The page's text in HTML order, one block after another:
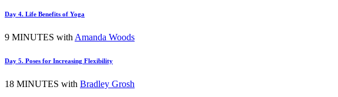
Day 4. Life Benefits of Yoga
9 MINUTES with Amanda Woods
Day 5. Poses for Increasing Flexibility
18 MINUTES with Bradley Grosh